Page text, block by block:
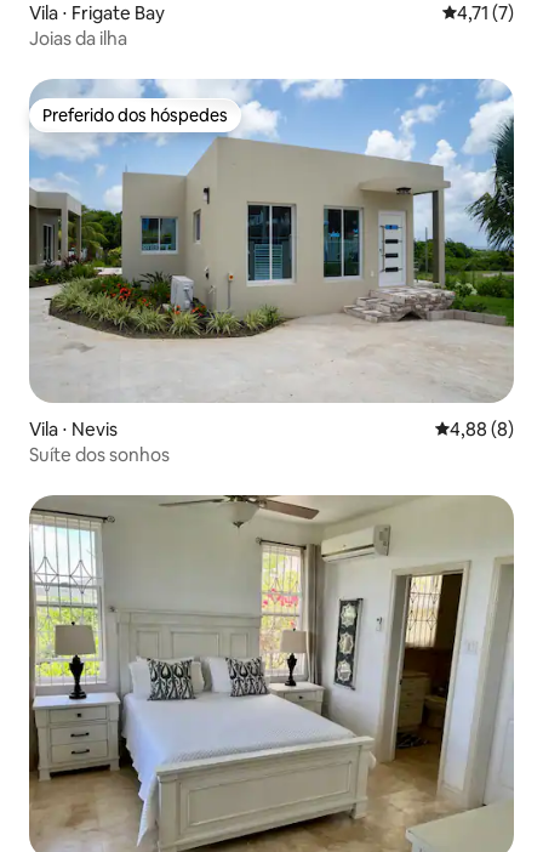
Vila ⋅ Frigate Bay 4,71 de
4,71 (7)
Joias da ilha
Preferido dos hóspedes
Preferido dos hóspedes
Vila ⋅ Nevis 4,88 de uma
4,88 (8)
Suíte dos sonhos